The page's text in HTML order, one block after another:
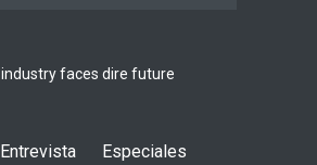
RokkersRecomienda,Sin
categoría
en el Auditorio BB de la
industry faces dire future
Entrevista Especiales